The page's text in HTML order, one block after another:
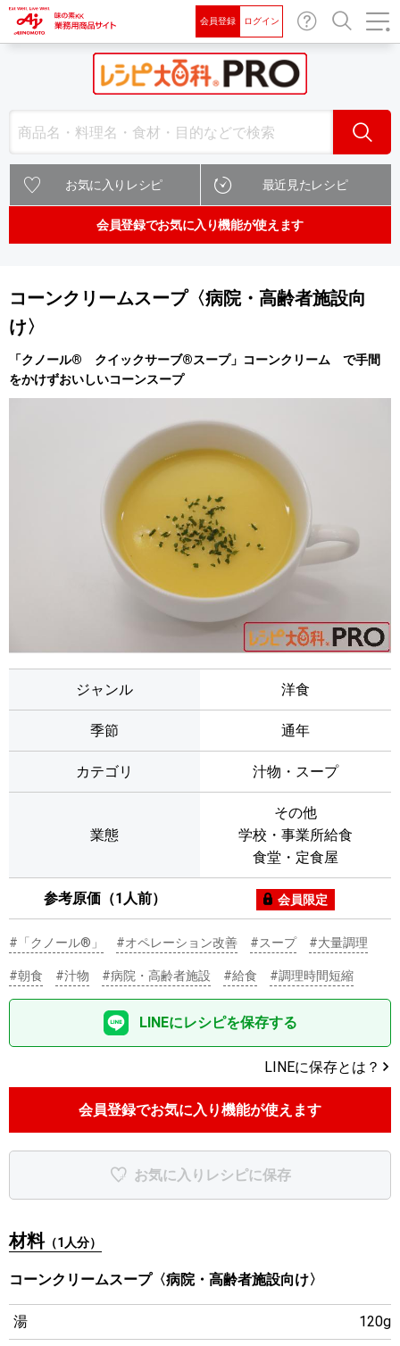
お問
い合
わせ
会員登録 ログイン
検索
お気に入りレシピ 最近見たレシピ
会員登録でお気に入り機能が使えます
コーンクリームスープ〈病院・高齢者施設向
け〉
「クノール® クイックサーブ®スープ」コーンクリーム で手間
をかけずおいしいコーンスープ
ジャンル 洋食
季節 通年
カテゴリ 汁物・スープ
業態
その他
学校・事業所給食
食堂・定食屋
参考原価（1人前） 会員限定
#「クノール®」 #オペレーション改善 #スープ #大量調理
#朝食 #汁物 #病院・高齢者施設 #給食 #調理時間短縮
LINEにレシピを保存する
LINEに保存とは？
会員登録でお気に入り機能が使えます
お気に入りレシピに保存
材料（1人分）
コーンクリームスープ〈病院・高齢者施設向け〉
湯 120g